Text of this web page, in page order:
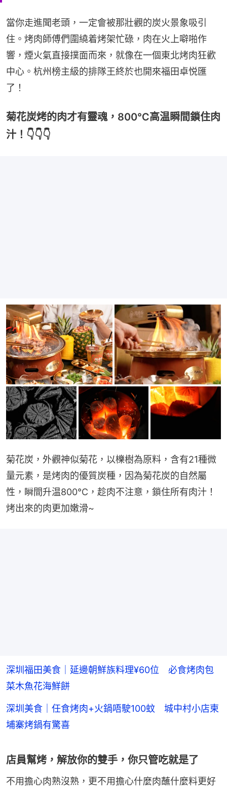
當你走進聞老頭，一定會被那壯觀的炭火景象吸引
住。烤肉師傅們圍繞着烤架忙碌，肉在火上噼啪作
響，煙火氣直接撲面而來，就像在一個東北烤肉狂歡
中心。杭州榜主級的排隊王終於也開來福田卓悦匯
了！
菊花炭烤的肉才有靈魂，800℃高温瞬間鎖住肉
汁！👇👇👇
菊花炭，外觀神似菊花，以櫟樹為原料，含有21種微
量元素，是烤肉的優質炭種，因為菊花炭的自然屬
性，瞬間升温800℃，趁肉不注意，鎖住所有肉汁！
烤出來的肉更加嫩滑~
深圳福田美食｜延邊朝鮮族料理¥60位 必食烤肉包
菜木魚花海鮮餅
深圳美食｜任食烤肉+火鍋唔駛100蚊 城中村小店柬
埔寨烤鍋有驚喜
店員幫烤，解放你的雙手，你只管吃就是了
不用擔心肉熟沒熟，更不用擔心什麼肉蘸什麼料更好